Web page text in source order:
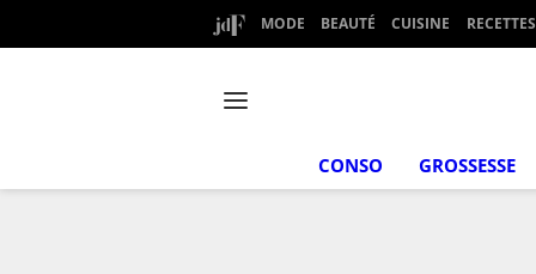
MODE BEAUTÉ CUISINE RECETTES
CONSO GROSSESSE